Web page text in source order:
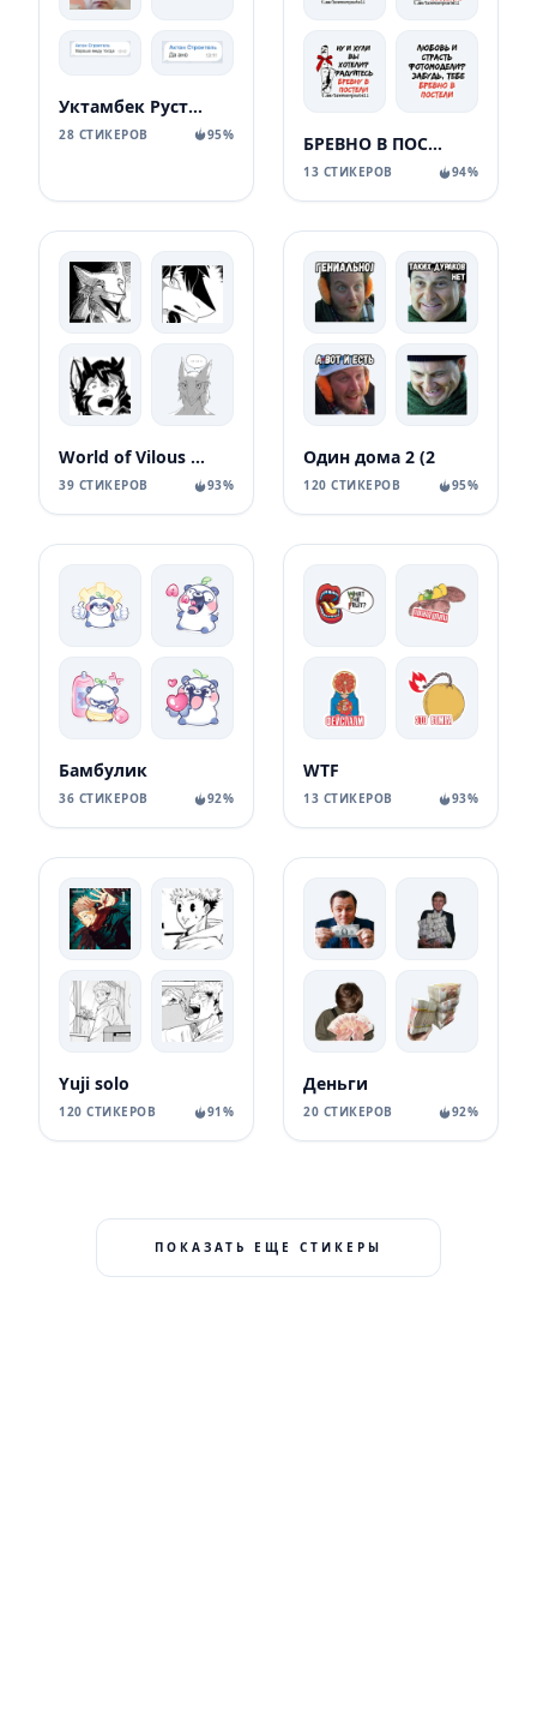
Уктамбек Рустамбекович
28 СТИКЕРОВ 95% БРЕВНО В ПОСТЕЛИ
13 СТИКЕРОВ 94%
World of Vilous [Manga
39 СТИКЕРОВ 93%
Один дома 2 (2
120 СТИКЕРОВ 95%
Бамбулик
36 СТИКЕРОВ 92%
WTF
13 СТИКЕРОВ 93%
Yuji solo
120 СТИКЕРОВ 91%
Деньги
20 СТИКЕРОВ 92%
ПОКАЗАТЬ ЕЩЕ СТИКЕРЫ